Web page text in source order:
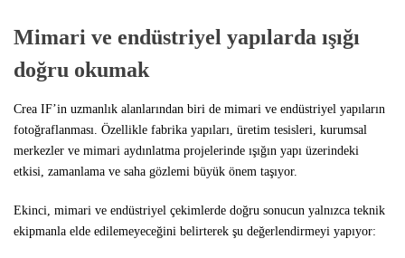
Mimari ve endüstriyel yapılarda ışığı
doğru okumak
Crea IF’in uzmanlık alanlarından biri de mimari ve endüstriyel yapıların
fotoğraflanması. Özellikle fabrika yapıları, üretim tesisleri, kurumsal
merkezler ve mimari aydınlatma projelerinde ışığın yapı üzerindeki
etkisi, zamanlama ve saha gözlemi büyük önem taşıyor.
Ekinci, mimari ve endüstriyel çekimlerde doğru sonucun yalnızca teknik
ekipmanla elde edilemeyeceğini belirterek şu değerlendirmeyi yapıyor: